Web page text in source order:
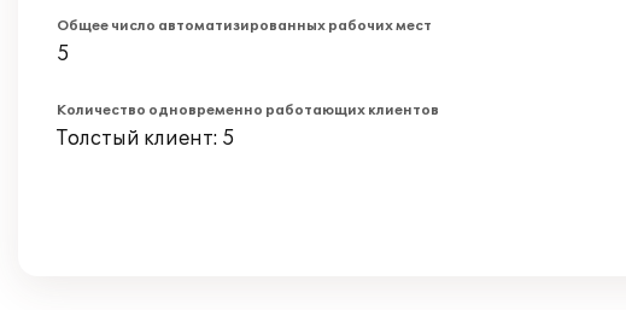
Общее число автоматизированных рабочих мест
5
Количество одновременно работающих клиентов
Толстый клиент: 5